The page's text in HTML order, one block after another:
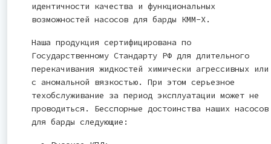
идентичности качества и функциональных
возможностей насосов для барды КММ-Х.
Наша продукция сертифицирована по
Государственному Стандарту РФ для длительного
перекачивания жидкостей химически агрессивных или
с аномальной вязкостью. При этом серьезное
техобслуживание за период эксплуатации может не
проводиться. Бесспорные достоинства наших насосов
для барды следующие: